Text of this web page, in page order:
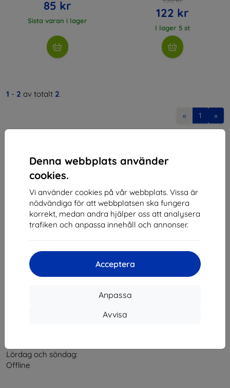
Denna webbplats använder
cookies.
Vi använder cookies på vår webbplats. Vissa är
nödvändiga för att webbplatsen ska fungera
korrekt, medan andra hjälper oss att analysera
trafiken och anpassa innehåll och annonser.
Acceptera
Anpassa
Avvisa
85 kr
Sista varan i lager
122 kr
I lager 5 st
1 - 2 av totalt 2.
« 1 »
Shield-SK s.r.o.
Organisationsnummer:46701494
Momsregistreringsnummer:SK2023549671
Kontakt
Lördag och söndag:
Offline